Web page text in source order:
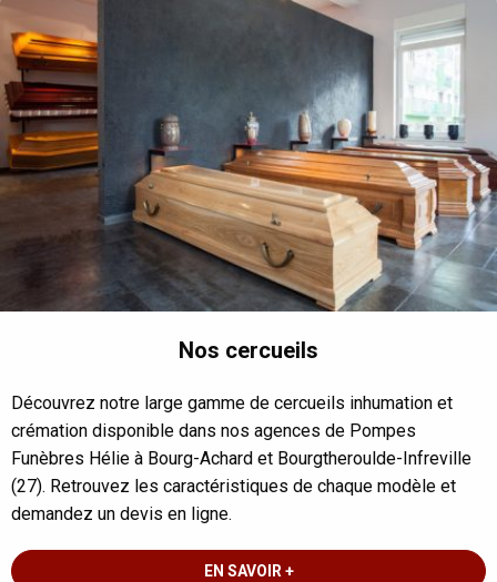
Nos cercueils
Découvrez notre large gamme de cercueils inhumation et
crémation disponible dans nos agences de Pompes
Funèbres Hélie à Bourg-Achard et Bourgtheroulde-Infreville
(27). Retrouvez les caractéristiques de chaque modèle et
demandez un devis en ligne.
EN SAVOIR +